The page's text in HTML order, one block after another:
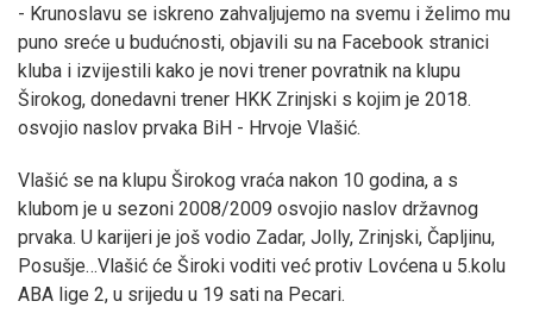
- Krunoslavu se iskreno zahvaljujemo na svemu i želimo mu
puno sreće u budućnosti, objavili su na Facebook stranici
kluba i izvijestili kako je novi trener povratnik na klupu
Širokog, donedavni trener HKK Zrinjski s kojim je 2018.
osvojio naslov prvaka BiH - Hrvoje Vlašić.
Vlašić se na klupu Širokog vraća nakon 10 godina, a s
klubom je u sezoni 2008/2009 osvojio naslov državnog
prvaka. U karijeri je još vodio Zadar, Jolly, Zrinjski, Čapljinu,
Posušje…Vlašić će Široki voditi već protiv Lovćena u 5.kolu
ABA lige 2, u srijedu u 19 sati na Pecari.